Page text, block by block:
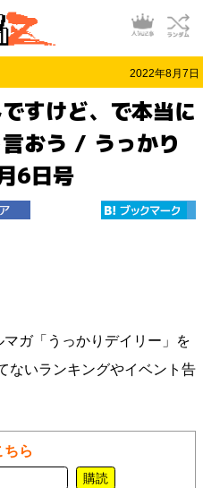
2022年8月7日
すけど、で本当に
おう / うっかり
6日号
ガ「うっかりデイリー」を
ないランキングやイベント告
ちら
購読